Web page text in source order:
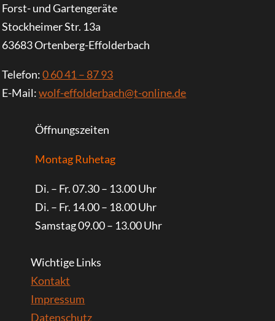
Forst- und Gartengeräte
Stockheimer Str. 13a
63683 Ortenberg-Effolderbach
Telefon:0 60 41 – 87 93
E-Mail:wolf-effolderbach@t-online.de
Öffnungszeiten
Montag Ruhetag
Di. – Fr. 07.30 – 13.00 Uhr
Di. – Fr. 14.00 – 18.00 Uhr
Samstag 09.00 – 13.00 Uhr
Wichtige Links
Kontakt
Impressum
Datenschutz